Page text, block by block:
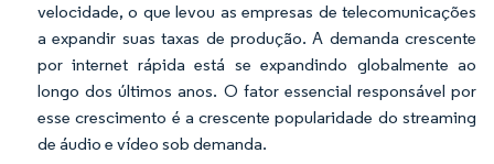
velocidade, o que levou as empresas de telecomunicações
a expandir suas taxas de produção. A demanda crescente
por internet rápida está se expandindo globalmente ao
longo dos últimos anos. O fator essencial responsável por
esse crescimento é a crescente popularidade do streaming
de áudio e vídeo sob demanda.